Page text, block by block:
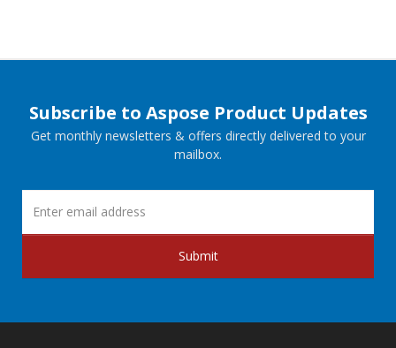
Subscribe to Aspose Product Updates
Get monthly newsletters & offers directly delivered to your
mailbox.
Submit